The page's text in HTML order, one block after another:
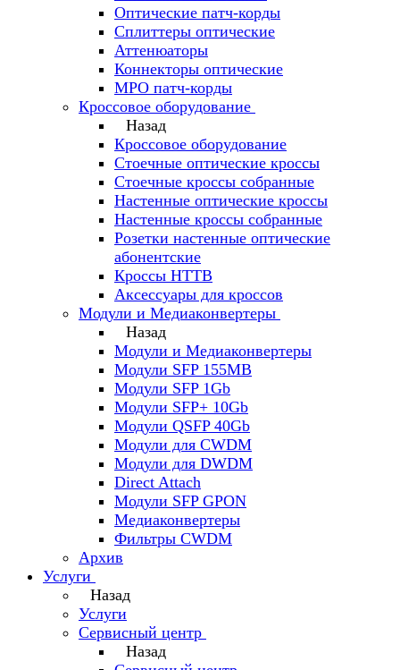
Оптические патч-корды
Сплиттеры оптические
Аттенюаторы
Коннекторы оптические
MPO патч-корды
Кроссовое оборудование
Назад
Кроссовое оборудование
Стоечные оптические кроссы
Стоечные кроссы собранные
Настенные оптические кроссы
Настенные кроссы собранные
Розетки настенные оптические
абонентские
Кроссы HTTB
Аксессуары для кроссов
Модули и Медиаконвертеры
Назад
Модули и Медиаконвертеры
Модули SFP 155MB
Модули SFP 1Gb
Модули SFP+ 10Gb
Модули QSFP 40Gb
Модули для CWDM
Модули для DWDM
Direct Attach
Модули SFP GPON
Медиаконвертеры
Фильтры CWDM
Архив
Услуги
Назад
Услуги
Сервисный центр
Назад